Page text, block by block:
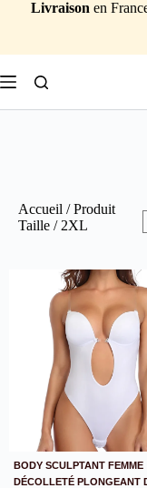
Livraison en
Accueil / Produit
Taille / 2XL
BODY SCULPTANT FEMME
DÉCOLLETÉ PLONGEANT